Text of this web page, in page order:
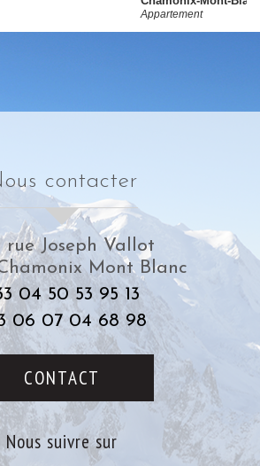
nous contacter
rue Joseph Vallot
Mont Blanc
04 50 53 95 13
06 07 04 68 98
CONTACT
nous suivre sur